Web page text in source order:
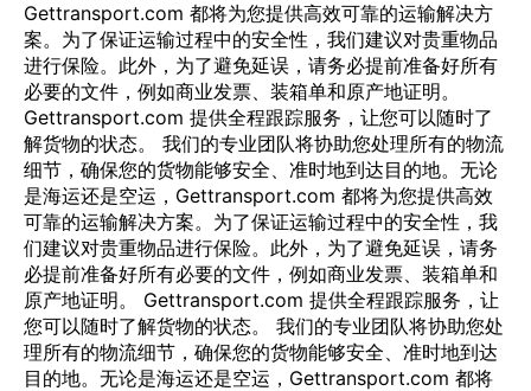
Gettransport.com 都将为您提供高效可靠的运输解决方
案。为了保证运输过程中的安全性，我们建议对贵重物品
进行保险。此外，为了避免延误，请务必提前准备好所有
必要的文件，例如商业发票、装箱单和原产地证明。
Gettransport.com 提供全程跟踪服务，让您可以随时了
解货物的状态。 我们的专业团队将协助您处理所有的物流
细节，确保您的货物能够安全、准时地到达目的地。无论
是海运还是空运，Gettransport.com 都将为您提供高效
可靠的运输解决方案。为了保证运输过程中的安全性，我
们建议对贵重物品进行保险。此外，为了避免延误，请务
必提前准备好所有必要的文件，例如商业发票、装箱单和
原产地证明。 Gettransport.com 提供全程跟踪服务，让
您可以随时了解货物的状态。 我们的专业团队将协助您处
理所有的物流细节，确保您的货物能够安全、准时地到达
目的地。无论是海运还是空运，Gettransport.com 都将